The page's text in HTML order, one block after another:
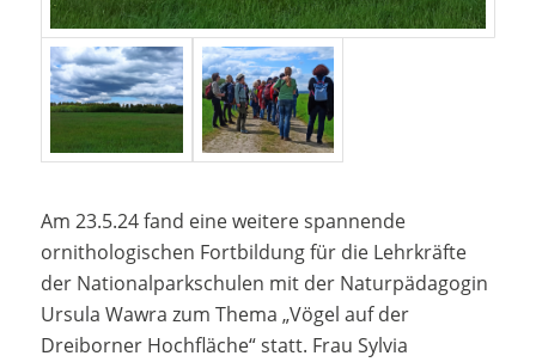
Am 23.5.24 fand eine weitere spannende
ornithologischen Fortbildung für die Lehrkräfte
der Nationalparkschulen mit der Naturpädagogin
Ursula Wawra zum Thema „Vögel auf der
Dreiborner Hochfläche“ statt. Frau Sylvia